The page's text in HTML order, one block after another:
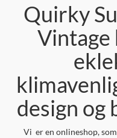
Quirky
Vintage
design og
Vi er en onlineshop,